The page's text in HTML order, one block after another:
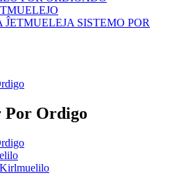
Por Ordigo